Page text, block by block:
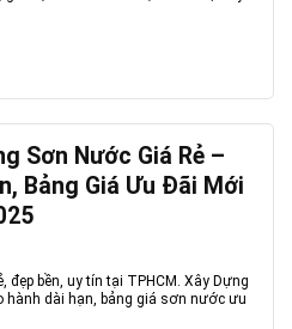
Sơn Nước Giá Rẻ –
Bảng Giá Ưu Đãi Mới
bền, uy tín tại TPHCM. Xây Dựng
hành dài hạn, bảng giá sơn nước ưu